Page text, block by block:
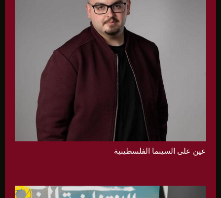
عين على السينما الفلسطينية